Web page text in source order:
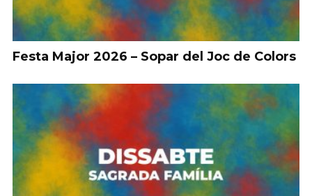
Festa Major 2026 – Sopar del Joc de Colors